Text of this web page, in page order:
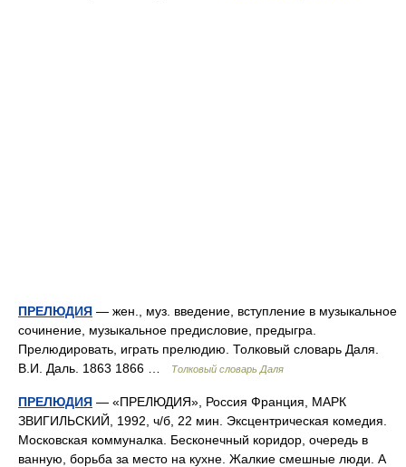
ПРЕЛЮДИЯ — жен., муз. введение, вступление в музыкальное
сочинение, музыкальное предисловие, предыгра.
Прелюдировать, играть прелюдию. Толковый словарь Даля.
В.И. Даль. 1863 1866 …
Толковый словарь Даля
ПРЕЛЮДИЯ — «ПРЕЛЮДИЯ», Россия Франция, МАРК
ЗВИГИЛЬСКИЙ, 1992, ч/б, 22 мин. Эксцентрическая комедия.
Московская коммуналка. Бесконечный коридор, очередь в
ванную, борьба за место на кухне. Жалкие смешные люди. А